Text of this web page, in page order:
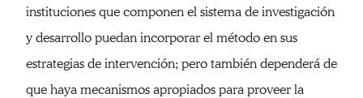
instituciones que componen el sistema de investigación
y desarrollo puedan incorporar el método en sus
estrategias de intervención; pero también dependerá de
que haya mecanismos apropiados para proveer la